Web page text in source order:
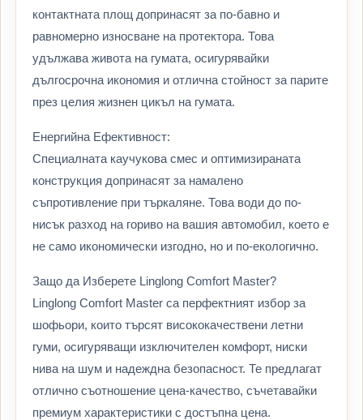
контактната площ допринасят за по-бавно и
равномерно износване на протектора. Това
удължава живота на гумата, осигурявайки
дългосрочна икономия и отлична стойност за парите
през целия жизнен цикъл на гумата.
Енергийна Ефективност:
Специалната каучукова смес и оптимизираната
конструкция допринасят за намалено
съпротивление при търкаляне. Това води до по-
нисък разход на гориво на вашия автомобил, което е
не само икономически изгодно, но и по-екологично.
Защо да Изберете Linglong Comfort Master?
Linglong Comfort Master са перфектният избор за
шофьори, които търсят висококачествени летни
гуми, осигуряващи изключителен комфорт, ниски
нива на шум и надеждна безопасност. Те предлагат
отлично съотношение цена-качество, съчетавайки
премиум характеристики с достъпна цена.